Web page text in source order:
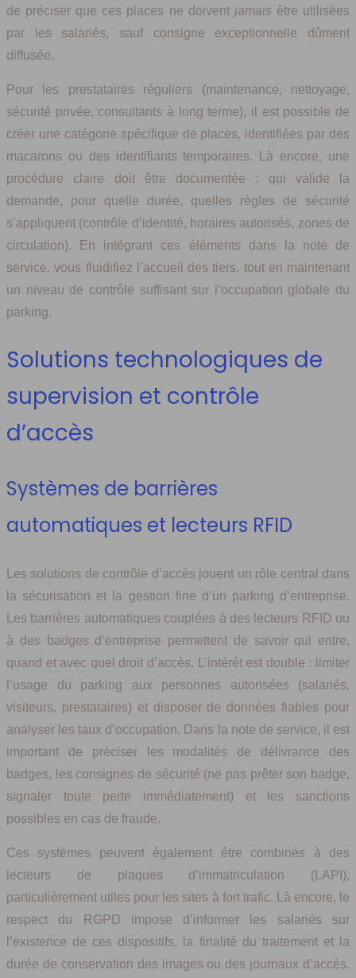
de préciser que ces places ne doivent jamais être utilisées
par les salariés, sauf consigne exceptionnelle dûment
diffusée.
Pour les prestataires réguliers (maintenance, nettoyage,
sécurité privée, consultants à long terme), il est possible de
créer une catégorie spécifique de places, identifiées par des
macarons ou des identifiants temporaires. Là encore, une
procédure claire doit être documentée : qui valide la
demande, pour quelle durée, quelles règles de sécurité
s’appliquent (contrôle d’identité, horaires autorisés, zones de
circulation). En intégrant ces éléments dans la note de
service, vous fluidifiez l’accueil des tiers, tout en maintenant
un niveau de contrôle suffisant sur l’occupation globale du
parking.
Solutions technologiques de
supervision et contrôle
d’accès
Systèmes de barrières
automatiques et lecteurs RFID
Les solutions de contrôle d’accès jouent un rôle central dans
la sécurisation et la gestion fine d’un parking d’entreprise.
Les barrières automatiques couplées à des lecteurs RFID ou
à des badges d’entreprise permettent de savoir qui entre,
quand et avec quel droit d’accès. L’intérêt est double : limiter
l’usage du parking aux personnes autorisées (salariés,
visiteurs, prestataires) et disposer de données fiables pour
analyser les taux d’occupation. Dans la note de service, il est
important de préciser les modalités de délivrance des
badges, les consignes de sécurité (ne pas prêter son badge,
signaler toute perte immédiatement) et les sanctions
possibles en cas de fraude.
Ces systèmes peuvent également être combinés à des
lecteurs de plaques d’immatriculation (LAPI),
particulièrement utiles pour les sites à fort trafic. Là encore, le
respect du RGPD impose d’informer les salariés sur
l’existence de ces dispositifs, la finalité du traitement et la
durée de conservation des images ou des journaux d’accès.